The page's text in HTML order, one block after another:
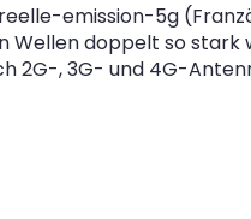
emission-5g
doppelt so stark
2G-, 3G- und 4G-